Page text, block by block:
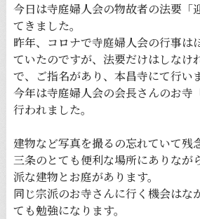
今日は寺庭婦人会の物故者の法要「
てきました。
昨年、コロナで寺庭婦人会の行事は
ていたのですが、法要だけはしなけ
で、ご指名があり、本昌寺にて行い
今年は寺庭婦人会の会長さんのお寺
行われました。
建物など写真を撮るの忘れていて残
三条のとても便利な場所にありなが
派な建物とお庭があります。
同じ宗派のお寺さんに行く機会はな
ても勉強になります。